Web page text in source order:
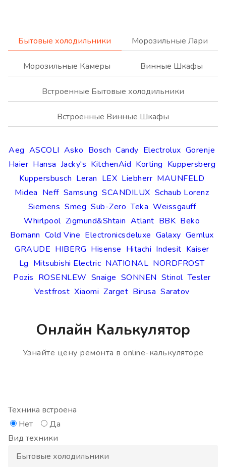
Бытовые холодильники
Aeg ASCOLI Asko Bosch Candy Electrolux Gorenje
Haier Hansa Jacky's KitchenAid Korting Kuppersberg
Kuppersbusch Leran LEX Liebherr MAUNFELD
Midea Neff Samsung SCANDILUX Schaub Lorenz
Siemens Smeg Sub-Zero Teka Weissgauff
Whirlpool Zigmund&Shtain Atlant BBK Beko
Bomann Cold Vine Electronicsdeluxe Galaxy Gemlux
GRAUDE HIBERG Hisense Hitachi Indesit Kaiser
Lg Mitsubishi Electric NATIONAL NORDFROST
Pozis ROSENLEW Snaige SONNEN Stinol Tesler
Vestfrost Xiaomi Zarget Birusa Saratov
Морозильные Лари
Морозильные Камеры Винные Шкафы
Встроенные Бытовые холодильники
Встроенные Винные Шкафы
Онлайн Калькулятор
Узнайте цену ремонта в online-калькуляторе
Техника встроена
Нет
Да
Вид техники